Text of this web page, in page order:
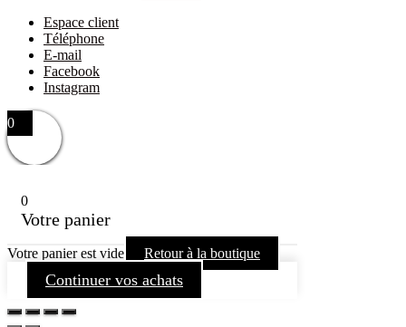
Espace client
Téléphone
E-mail
Facebook
Instagram
0
0
Votre panier
Votre panier est vide Retour à la boutique
Continuer vos achats